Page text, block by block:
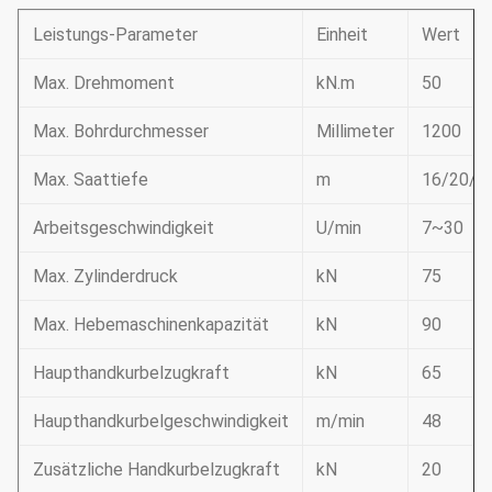
Leistungs-Parameter Einheit Wert
Max. Drehmoment kN.m 50
Max. Bohrdurchmesser Millimeter 1200
Max. Saattiefe m 16/20/
Arbeitsgeschwindigkeit U/min 7~30
Max. Zylinderdruck kN 75
Max. Hebemaschinenkapazität kN 90
Haupthandkurbelzugkraft kN 65
Haupthandkurbelgeschwindigkeit m/min 48
Zusätzliche Handkurbelzugkraft kN 20